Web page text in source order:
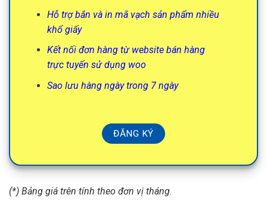
Hỗ trợ bắn và in mã vạch sản phẩm nhiều
khổ giấy
Kết nối đơn hàng từ website bán hàng
trực tuyến sử dụng woo
Sao lưu hàng ngày trong 7 ngày
ĐĂNG KÝ
(*) Bảng giá trên tính theo đơn vị tháng.